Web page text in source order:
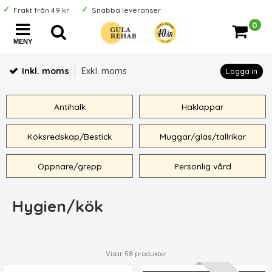
Frakt från 49 kr Snabba leveranser
MENY
0
Inkl. moms Exkl. moms Logga in
Antihalk Haklappar
Köksredskap/Bestick Muggar/glas/tallrikar
Öppnare/grepp Personlig vård
Hygien/kök
Visar 58 produkter